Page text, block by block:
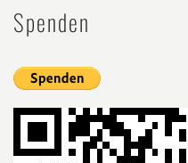
Spenden